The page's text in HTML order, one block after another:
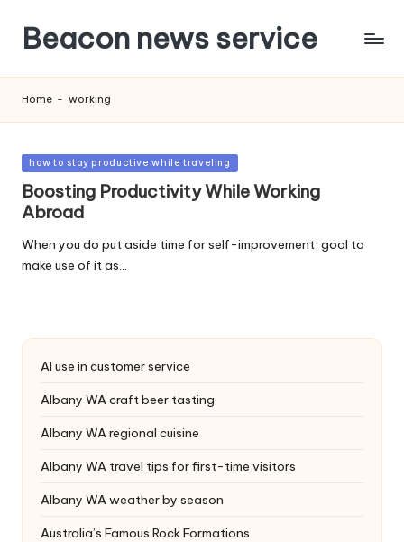
Beacon news service
Home - working
Posted
in
how to stay productive while traveling
Boosting Productivity While Working
Abroad
When you do put aside time for self-improvement, goal to
make use of it as…
AI use in customer service
Albany WA craft beer tasting
Albany WA regional cuisine
Albany WA travel tips for first-time visitors
Albany WA weather by season
Australia’s Famous Rock Formations